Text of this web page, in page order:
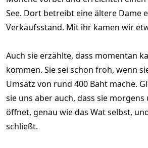
See. Dort betreibt eine ältere Dame
Verkaufsstand. Mit ihr kamen wir
Auch sie erzählte, dass momentan
kommen. Sie sei schon froh, wenn
Umsatz von rund 400 Baht mache.
sie uns aber auch, dass sie
öffnet, genau wie das Wat selbst,
schließt.